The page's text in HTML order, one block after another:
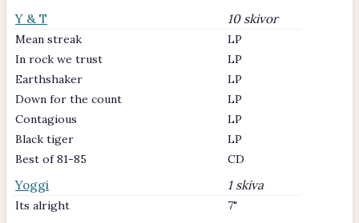
Y & T 10 skivor
Mean streak
LP
In rock we trust
LP
Earthshaker
LP
Down for the count
LP
Contagious
LP
Black tiger
LP
Best of 81-85
CD
Yoggi 1 skiva
Its alright 7"